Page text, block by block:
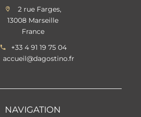
2 rue Farges,
13008 Marseille
France
+33 4 91 19 75 04
accueil@dagostino.fr
NAVIGATION